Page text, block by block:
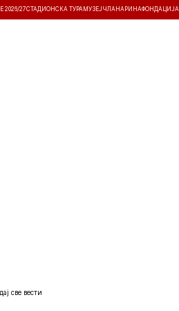
2026/27СТАДИОНСКА ТУРА МУЗЕЈ ЧЛАНАРИНАФОНДАЦИЈА
све вести